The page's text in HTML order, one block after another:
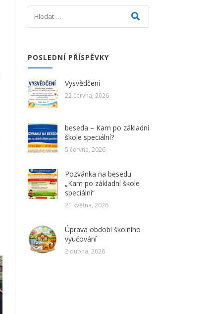
POSLEDNÍ PŘÍSPĚVKY
Vysvědčení
22 června, 2026
beseda – Kam po základní
škole speciální?
5 června, 2026
Pozvánka na besedu
„Kam po základní škole
speciální“
21 května, 2026
Úprava období školního
vyučování
2 dubna, 2026